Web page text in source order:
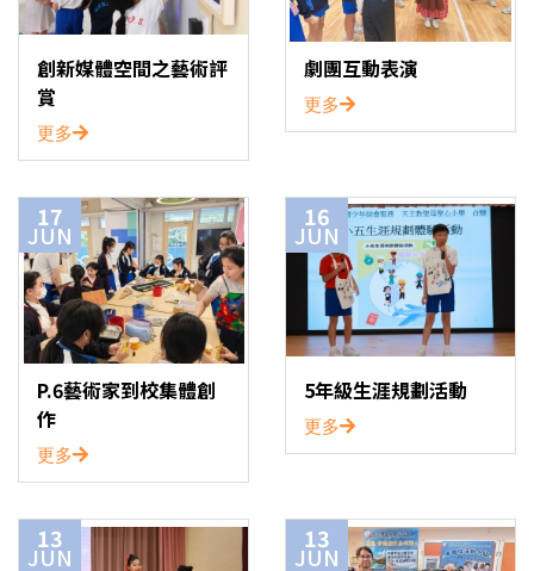
創新媒體空間之藝術評
賞
更多
劇團互動表演
更多
17
JUN
P.6藝術家到校集體創
作
更多
16
JUN
5年級生涯規劃活動
更多
13
JUN
13
JUN